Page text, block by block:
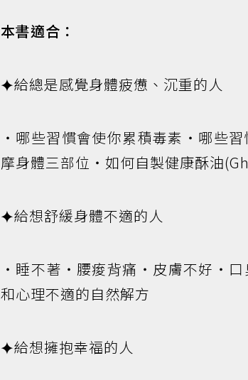
本書適合：
⯌給總是感覺身體疲憊、沉重的人
‧哪些習慣會使你累積毒素‧哪些
摩身體三部位‧如何自製健康酥油
⯌給想舒緩身體不適的人
‧睡不著‧腰痠背痛‧皮膚不好‧
和心理不適的自然解方
⯌給想擁抱幸福的人